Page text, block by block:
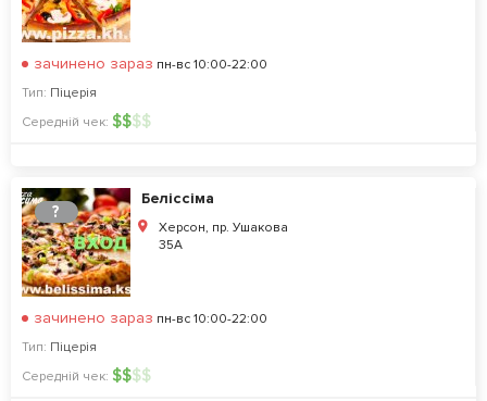
зачинено зараз пн-вс 10:00-22:00
Тип: Піцерія
Середній чек: $$$$
?
Беліссіма
Херсон, пр. Ушакова
35А
зачинено зараз пн-вс 10:00-22:00
Тип: Піцерія
Середній чек: $$$$